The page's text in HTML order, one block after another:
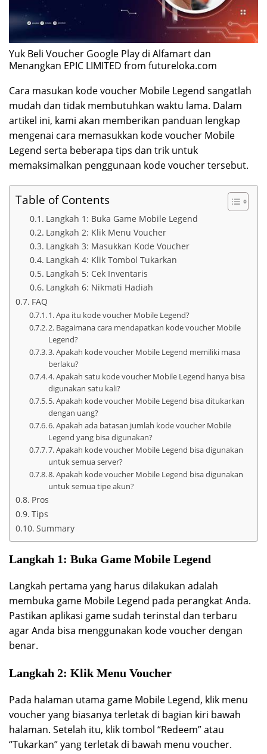
Yuk Beli Voucher Google Play di Alfamart dan
Menangkan EPIC LIMITED from futureloka.com
Cara masukan kode voucher Mobile Legend sangatlah
mudah dan tidak membutuhkan waktu lama. Dalam
artikel ini, kami akan memberikan panduan lengkap
mengenai cara memasukkan kode voucher Mobile
Legend serta beberapa tips dan trik untuk
memaksimalkan penggunaan kode voucher tersebut.
Table of Contents
Langkah 1: Buka Game Mobile Legend
Langkah 2: Klik Menu Voucher
Langkah 3: Masukkan Kode Voucher
Langkah 4: Klik Tombol Tukarkan
Langkah 5: Cek Inventaris
Langkah 6: Nikmati Hadiah
FAQ
1. Apa itu kode voucher Mobile Legend?
2. Bagaimana cara mendapatkan kode voucher Mobile
Legend?
3. Apakah kode voucher Mobile Legend memiliki masa
berlaku?
4. Apakah satu kode voucher Mobile Legend hanya bisa
digunakan satu kali?
5. Apakah kode voucher Mobile Legend bisa ditukarkan
dengan uang?
6. Apakah ada batasan jumlah kode voucher Mobile
Legend yang bisa digunakan?
7. Apakah kode voucher Mobile Legend bisa digunakan
untuk semua server?
8. Apakah kode voucher Mobile Legend bisa digunakan
untuk semua tipe akun?
Pros
Tips
Summary
Langkah 1: Buka Game Mobile Legend
Langkah pertama yang harus dilakukan adalah
membuka game Mobile Legend pada perangkat Anda.
Pastikan aplikasi game sudah terinstal dan terbaru
agar Anda bisa menggunakan kode voucher dengan
benar.
Langkah 2: Klik Menu Voucher
Pada halaman utama game Mobile Legend, klik menu
voucher yang biasanya terletak di bagian kiri bawah
halaman. Setelah itu, klik tombol “Redeem” atau
“Tukarkan” yang terletak di bawah menu voucher.